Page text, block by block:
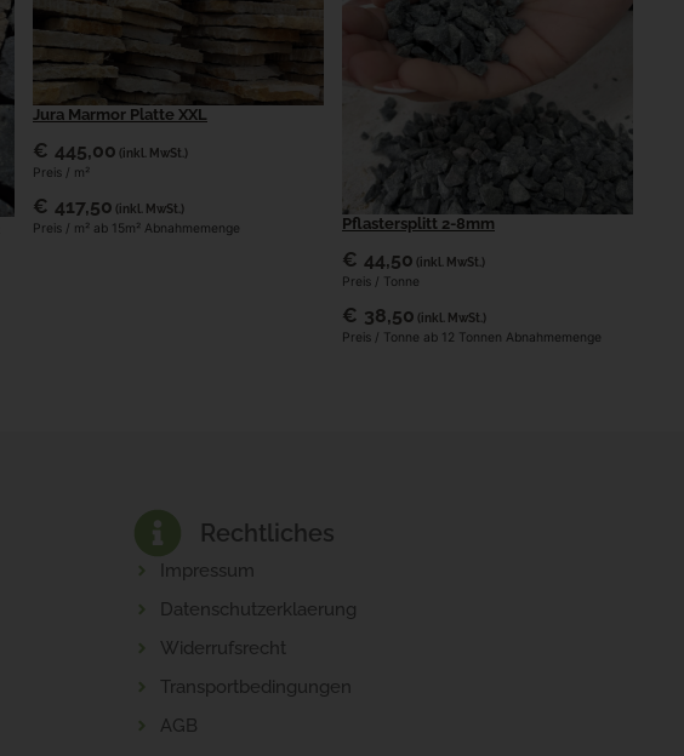
Jura Marmor Platte XXL
€ 445,00 (inkl. MwSt.)
Preis / m²
€ 417,50 (inkl. MwSt.)
Preis / m² ab 15m² Abnahmemenge Pflastersplitt 2-8mm
€ 44,50 (inkl. MwSt.)
Preis / Tonne
€ 38,50 (inkl. MwSt.)
Preis / Tonne ab 12 Tonnen Abnahmemenge
Rechtliches
Impressum
Datenschutzerklaerung
Widerrufsrecht
Transportbedingungen
AGB